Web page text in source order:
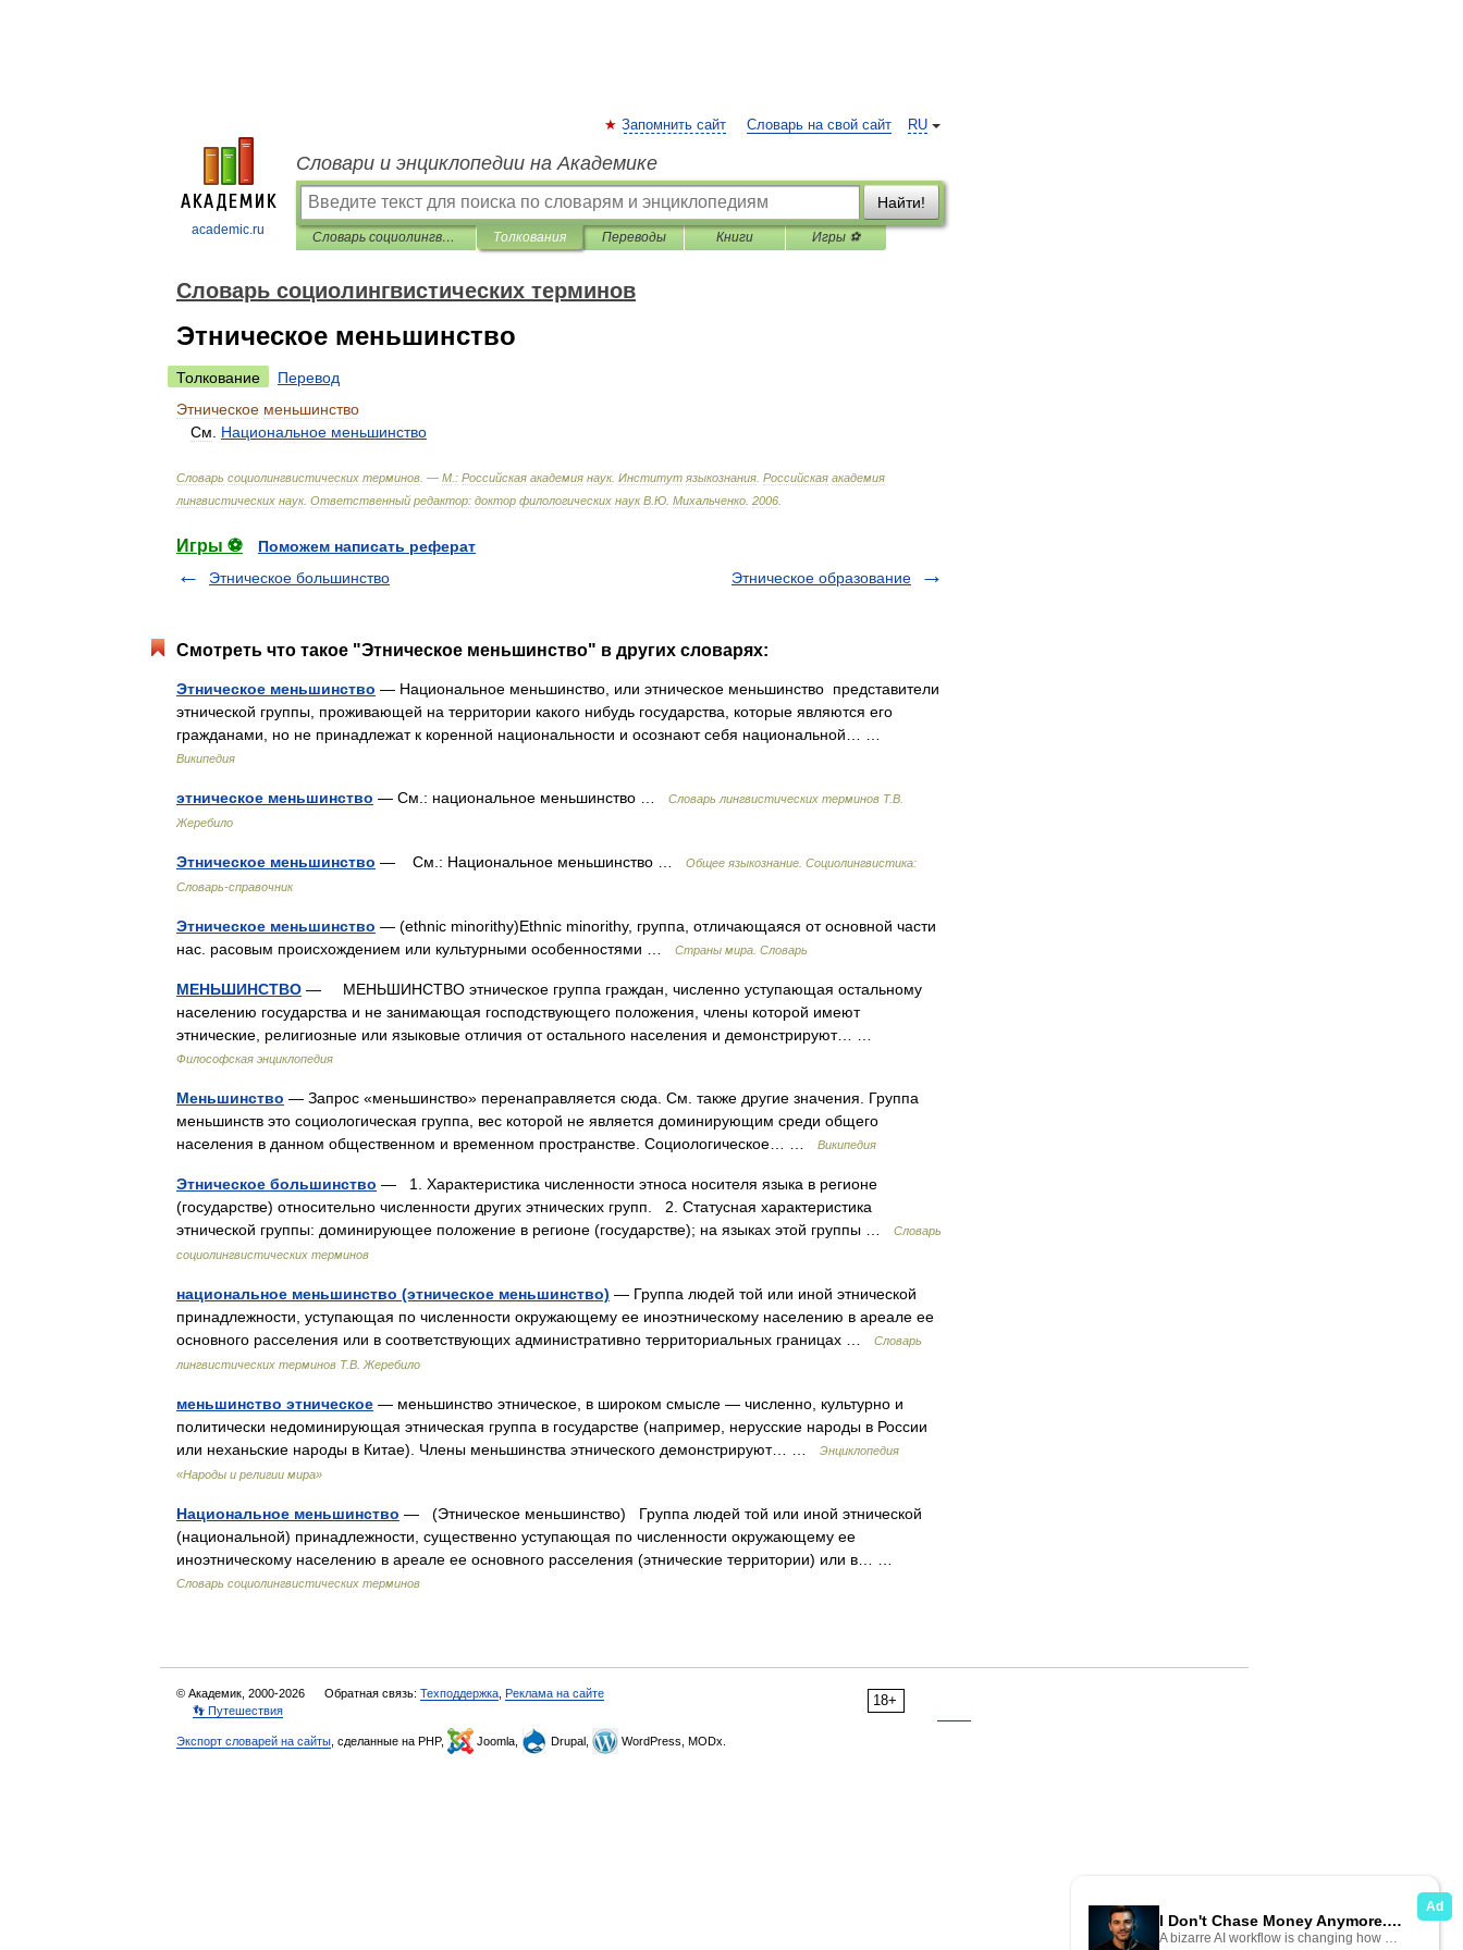
academic.ru
RU
Запомнить сайт Словарь на свой сайт
Словари и энциклопедии на Академике
Найти!
Словарь социолингвистических терминов Толкования Переводы Книги Игры ⚽
Словарь социолингвистических терминов
Этническое меньшинство
Толкование
Перевод
Этническое меньшинство
См
Национальное меньшинство
Словарь социолингвистических терминов . — М : Российская академия наук. Институт языкознания Российская академия
лингвистических наук. Ответственный редактор: доктор филологических наук В Ю Михальченко 2006
Игры ⚽
Поможем написать реферат
Этническое большинство
Этническое образование
Смотреть что такое "Этническое меньшинство" в других словарях:
Этническое меньшинство — Национальное меньшинство, или этническое меньшинство представители
этнической группы, проживающей на территории какого нибудь государства, которые являются его
гражданами, но не принадлежат к коренной национальности и осознают себя национальной… …
Википедия
этническое меньшинство — См.: национальное меньшинство …
Словарь лингвистических терминов Т.В.
Жеребило
Этническое меньшинство — См.: Национальное меньшинство …
Общее языкознание. Социолингвистика:
Словарь-справочник
Этническое меньшинство — (ethnic minorithy)Ethnic minorithy, группа, отличающаяся от основной части
нас. расовым происхождением или культурными особенностями …
Страны мира. Словарь
МЕНЬШИНСТВО — МЕНЬШИНСТВО этническое группа граждан, численно уступающая остальному
населению государства и не занимающая господствующего положения, члены которой имеют
этнические, религиозные или языковые отличия от остального населения и демонстрируют… …
Философская энциклопедия
Меньшинство — Запрос «меньшинство» перенаправляется сюда. Cм. также другие значения. Группа
меньшинств это социологическая группа, вес которой не является доминирующим среди общего
населения в данном общественном и временном пространстве. Социологическое… …
Википедия
Этническое большинство — 1. Характеристика численности этноса носителя языка в регионе
(государстве) относительно численности других этнических групп. 2. Статусная характеристика
этнической группы: доминирующее положение в регионе (государстве); на языках этой группы …
Словарь
социолингвистических терминов
национальное меньшинство (этническое меньшинство) — Группа людей той или иной этнической
принадлежности, уступающая по численности окружающему ее иноэтническому населению в ареале ее
основного расселения или в соответствующих административно территориальных границах …
Словарь
лингвистических терминов Т.В. Жеребило
меньшинство этническое — меньшинство этническое, в широком смысле — численно, культурно и
политически недоминирующая этническая группа в государстве (например, нерусские народы в России
или неханьские народы в Китае). Члены меньшинства этнического демонстрируют… …
Энциклопедия
«Народы и религии мира»
Национальное меньшинство — (Этническое меньшинство) Группа людей той или иной этнической
(национальной) принадлежности, существенно уступающая по численности окружающему ее
иноэтническому населению в ареале ее основного расселения (этнические территории) или в… …
Словарь социолингвистических терминов
18+
© Академик, 2000-2026 Обратная связь: Техподдержка Реклама на сайте
👣 Путешествия
Экспорт словарей на сайты , сделанные на PHP, Joomla, Drupal, WordPress, MODx.